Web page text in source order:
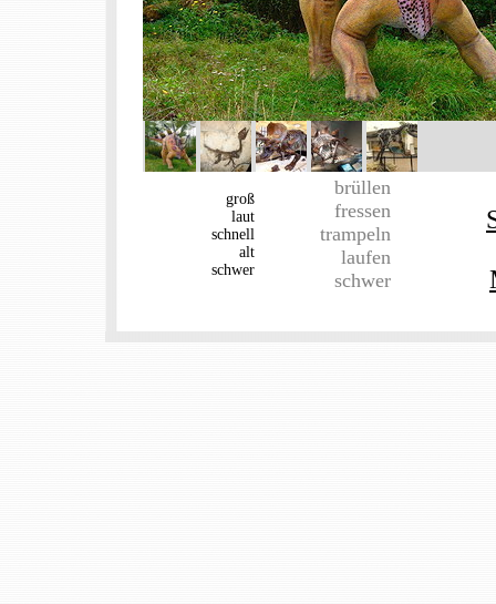
groß
laut
schnell
alt
schwer
brüllen
fressen
trampeln
laufen
schwer